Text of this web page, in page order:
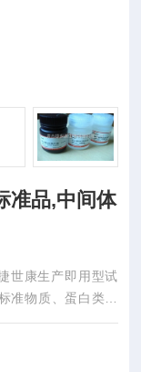
准品,中间体
世康生产即用型试
准物质、蛋白类。
液等、通用封片剂
大，也可定制大包